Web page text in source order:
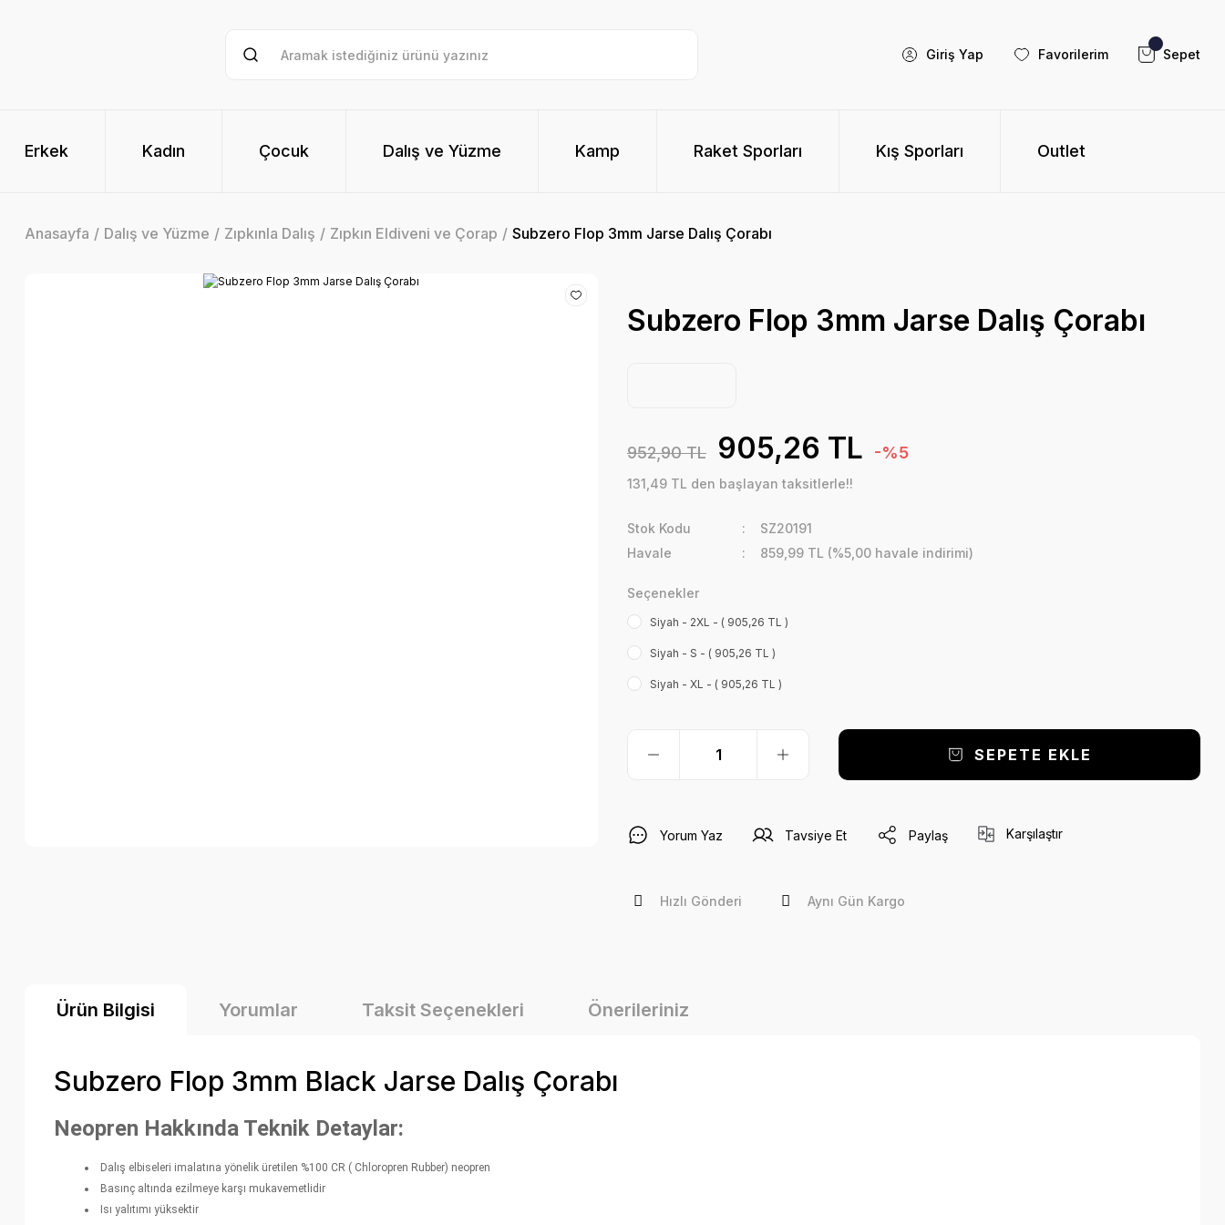
Giriş Yap Favorilerim Sepet
Erkek Kadın Çocuk Dalış ve Yüzme Kamp Raket Sporları Kış Sporları Outlet
Anasayfa Dalış ve Yüzme Zıpkınla Dalış Zıpkın Eldiveni ve Çorap Subzero Flop 3mm Jarse Dalış Çorabı
Subzero Flop 3mm Jarse Dalış Çorabı
952,90 TL 905,26 TL -%5
131,49 TL den başlayan taksitlerle!!
Stok Kodu
SZ20191
Havale
859,99 TL (%5,00 havale indirimi)
Seçenekler
Siyah - 2XL - ( 905,26 TL )
Siyah - S - ( 905,26 TL )
Siyah - XL - ( 905,26 TL )
SEPETE EKLE
Yorum Yaz Tavsiye Et Paylaş Karşılaştır
Hızlı Gönderi Aynı Gün Kargo
Ürün Bilgisi Yorumlar Taksit Seçenekleri Önerileriniz
Subzero Flop 3mm Black Jarse Dalış Çorabı
Neopren Hakkında Teknik Detaylar:
Dalış elbiseleri imalatına yönelik üretilen %100 CR ( Chloropren Rubber) neopren
Basınç altında ezilmeye karşı mukavemetlidir
Isı yalıtımı yüksektir